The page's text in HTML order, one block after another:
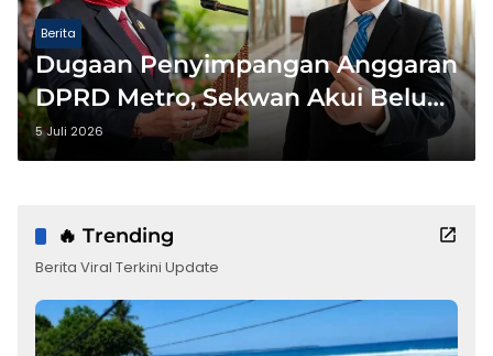
Berita
Dugaan Penyimpangan Anggaran
DPRD Metro, Sekwan Akui Belum
Terima Data
5 Juli 2026
🔥 Trending
Berita Viral Terkini Update